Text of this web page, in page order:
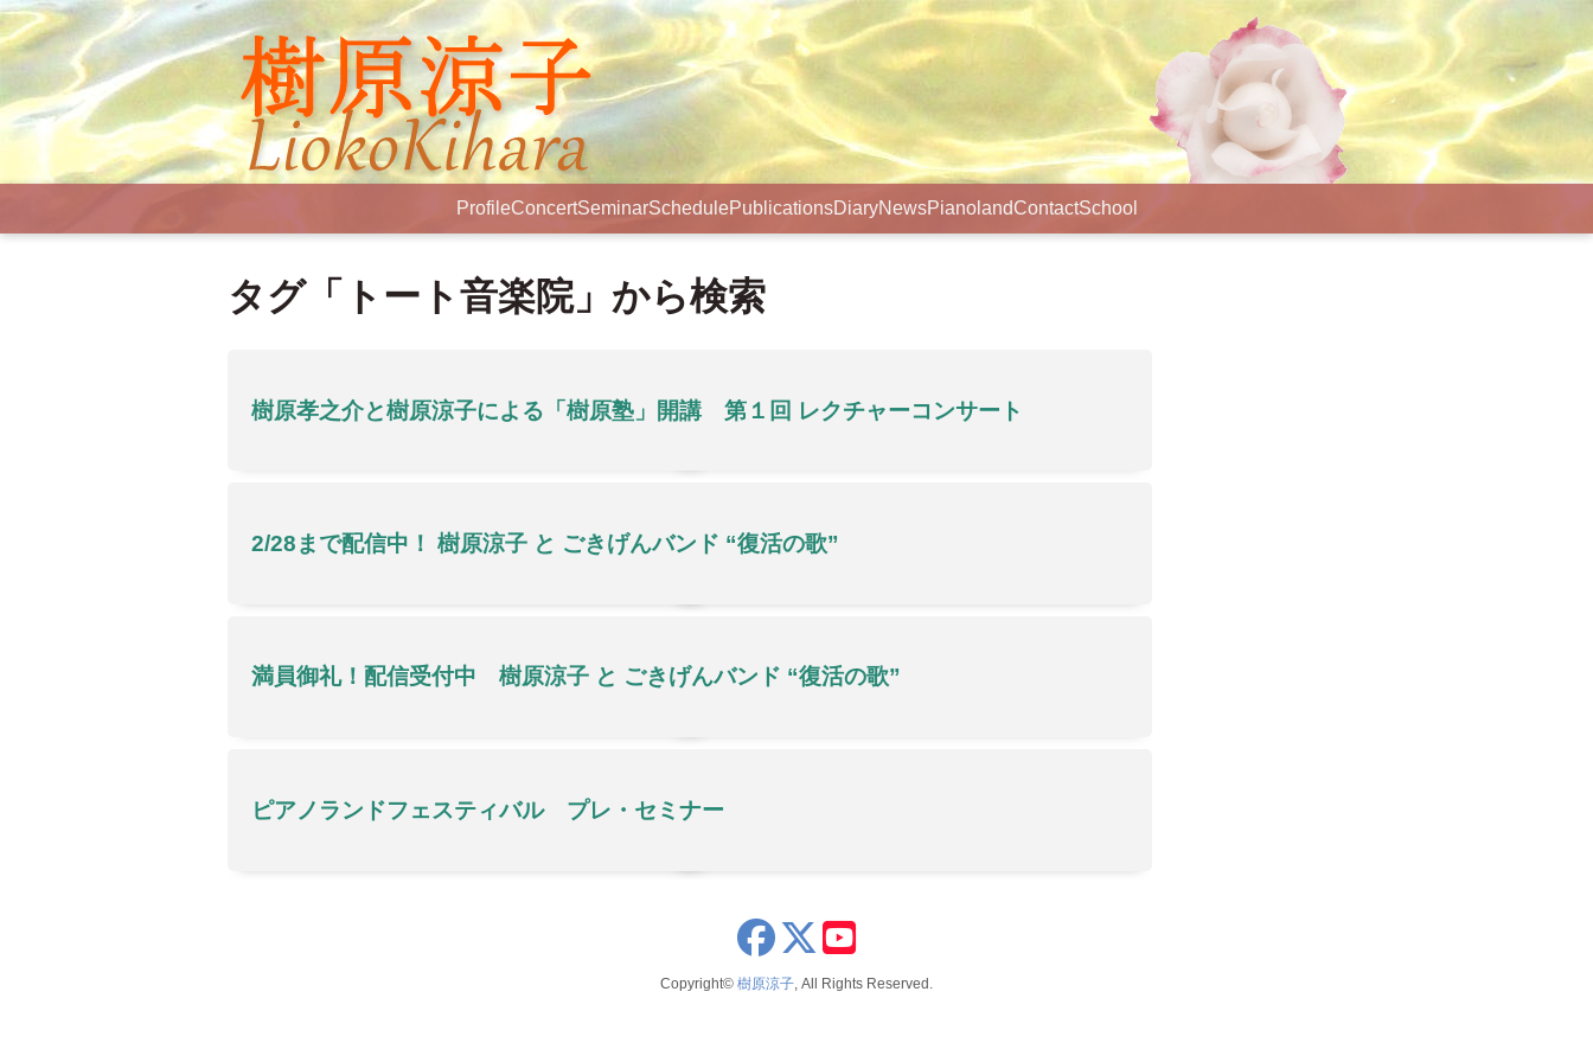
ProfileConcertSeminarSchedulePublicationsDiaryNewsPianolandContactSchool
タグ「トート音楽院」から検索
樹原孝之介と樹原涼子による「樹原塾」開講 第１回 レクチャーコンサート
2/28まで配信中！ 樹原涼子 と ごきげんバンド “復活の歌”
満員御礼！配信受付中 樹原涼子 と ごきげんバンド “復活の歌”
ピアノランドフェスティバル プレ・セミナー
x
Copyright© 樹原涼子 , All Rights Reserved.